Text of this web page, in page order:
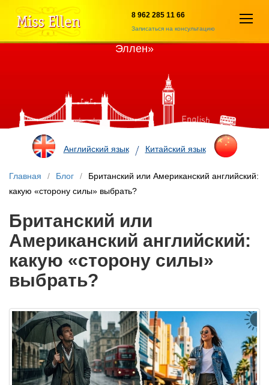
меню
8 962 285 11 66
Записаться на консультацию
Учебный центр иностранных языков «Мисс
Эллен»
Английский язык Китайский язык
Главная / Блог /
Британский или Американский английский:
какую «сторону силы» выбрать?
Британский или
Американский английский:
какую «сторону силы»
выбрать?